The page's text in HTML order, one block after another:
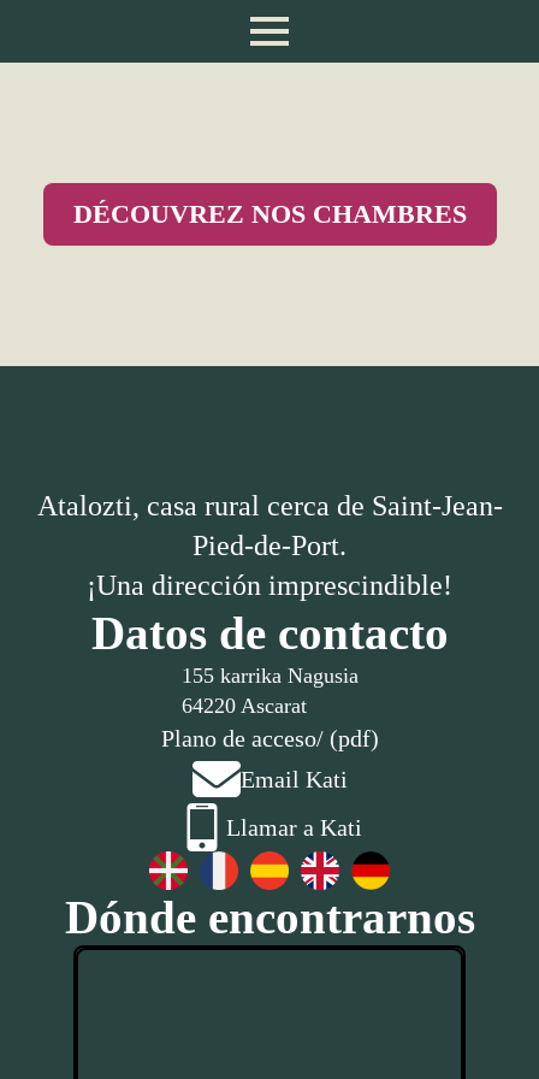
DÉCOUVREZ NOS CHAMBRES
Atalozti, casa rural cerca de Saint-Jean-
Pied-de-Port.
¡Una dirección imprescindible!
Datos de contacto
155 karrika Nagusia
64220 Ascarat
Plano de acceso/ (pdf)
Email Kati
Llamar a Kati
Dónde encontrarnos